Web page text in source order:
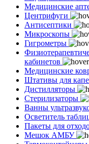
Медицинские
Центрифуги
Антисептики
Микроскопы
Гигрометры
кабинетов
Медицинские
Штативы для
Дистилляторы
Стерилизаторы
Ванны
Осветитель
Пакеты для
Мешок АМБУ